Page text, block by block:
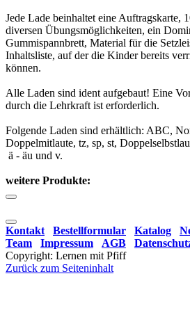
Jede Lade beinhaltet eine Auftragskarte,
diversen Übungsmöglichkeiten, ein
Gummispannbrett, Material für die
Inhaltsliste, auf der die Kinder bereits
können.
Alle Laden sind ident aufgebaut! Eine
durch die Lehrkraft ist erforderlich.
Folgende Laden sind erhältlich: ABC,
Doppelmitlaute, tz, sp, st,
ä - äu und v.
weitere Produkte:
Kontakt Bestellformular Katalog
Team
Impressum AGB
Copyright: Lernen mit Pfiff
Zurück zum Seiteninhalt